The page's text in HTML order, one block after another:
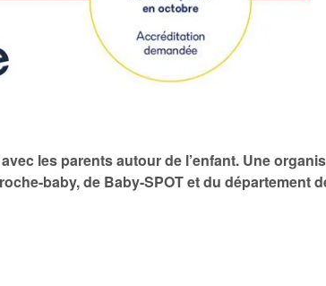
les parents autour de l’enfant. Une
baby, de Baby-SPOT et du département